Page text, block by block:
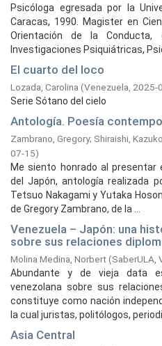
Psicóloga egresada por la
Caracas, 1990. Magister en
Orientación de la
Investigaciones Psiquiátricas,
El cuarto del loco
Lozada, Carolina (Venezuela, 2025-
Serie Sótano del cielo
Antología. Poesía
Zambrano, Gregory; Shiraishi, Kazuko
07-15)
Me siento honrado al presentar
del Japón, antología realizada
Tetsuo Nakagami y Yutaka
de Gregory Zambrano, de la ...
Venezuela – Japón: una
sobre sus relaciones
Molina Medina, Norbert(SaberULA,
Abundante y de vieja data
venezolana sobre sus
constituye como nación
la cual juristas, politólogos,
Asia Central